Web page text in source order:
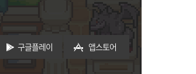
구글플레이 앱스토어